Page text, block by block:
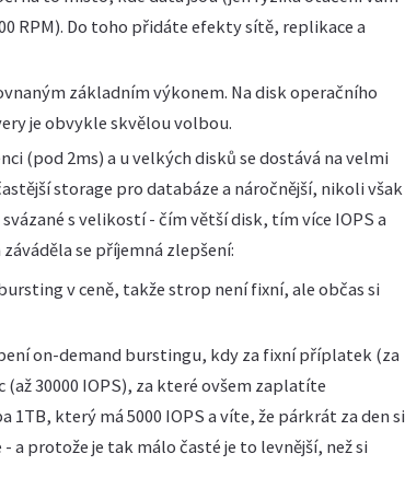
RPM). Do toho přidáte efekty sítě, replikace a
základním výkonem. Na disk operačního
je obvykle skvělou volbou.
(pod 2ms) a u velkých disků se dostává na velmi
storage pro databáze a náročnější, nikoli však
s velikostí - čím větší disk, tím více IOPS a
se příjemná zlepšení:
v ceně, takže strop není fixní, ale občas si
on-demand burstingu, kdy za fixní příplatek (za
30000 IOPS), za které ovšem zaplatíte
který má 5000 IOPS a víte, že párkrát za den si
a protože je tak málo časté je to levnější, než si